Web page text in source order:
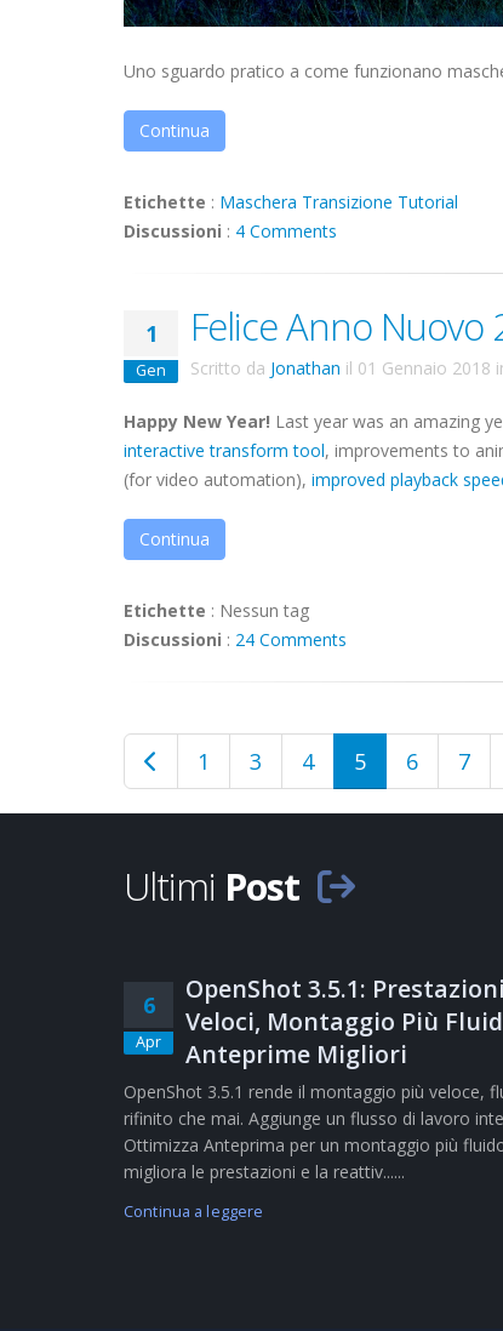
Uno sguardo pratico a come funzionano
Continua
Etichette : Maschera Transizione Tutorial
Discussioni : 4 Comments
1
Gen
Felice Anno Nuovo
Scritto da Jonathan il 01 Gennaio 2018
Happy New Year! Last year was an amazing
interactive transform tool, improvements to
(for video automation), improved playback
Continua
Etichette : Nessun tag
Discussioni : 24 Comments
1 3 4 5 6 7
Ultimi Post
6
Apr
OpenShot 3.5.1:
Veloci, Montaggio Più
Anteprime Migliori
OpenShot 3.5.1 rende il montaggio più veloce,
rifinito che mai. Aggiunge un flusso di lavoro
Ottimizza Anteprima per un montaggio più
migliora le prestazioni e la reattiv......
Continua a leggere